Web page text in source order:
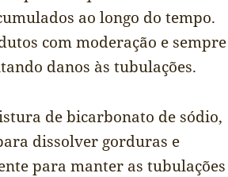
ao longo do tempo.
com moderação e sempre
danos às tubulações.
de bicarbonato de sódio,
dissolver gorduras e
para manter as tubulações